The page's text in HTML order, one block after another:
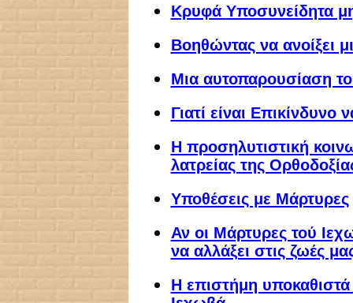
Κρυφά Υποσυνείδητα
Βοηθώντας να ανοίξει
Μια αυτοπαρουσίαση
Γιατί είναι Επικίνδυνο
Η προσηλυτιστική
λατρείας της
Υποθέσεις με Μάρτυρες
Αν οι Μάρτυρες τού
να αλλάξει στις ζωές
Η επιστήμη